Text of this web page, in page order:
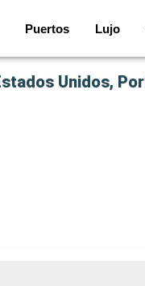
Puertos Lujo